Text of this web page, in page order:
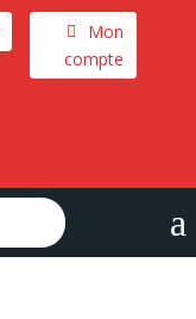
Mon
compte
a